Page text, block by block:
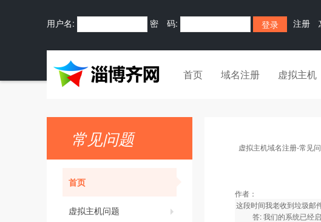
用户名: 密 码: 注册
首页 域名注册 虚拟主机
常见问题
首页
虚拟主机问题
虚拟主机域名注册-常见
作者：
这段时间我老收到垃圾邮
答: 我们的系统已经启